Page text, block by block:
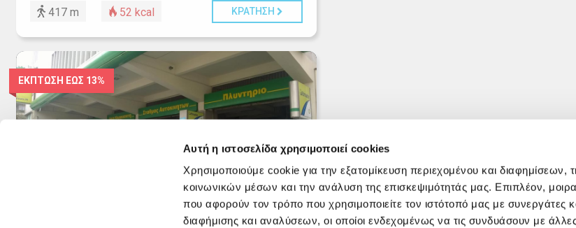
Αυτή η ιστοσελίδα χρησιμοποιεί cookies
Χρησιμοποιούμε cookie για την εξατομίκευση περιεχομένου και διαφημίσεων,
κοινωνικών μέσων και την ανάλυση της επισκεψιμότητάς μας. Επιπλέον,
που αφορούν τον τρόπο που χρησιμοποιείτε τον ιστότοπό μας με συνεργάτες
διαφήμισης και αναλύσεων, οι οποίοι ενδεχομένως να τις συνδυάσουν με
417 m 52 kcal ΚΡΑΤΗΣΗ
ΕΚΠΤΩΣΗ ΕΩΣ 13%
1 2ΩΡΕΣ
7,00€